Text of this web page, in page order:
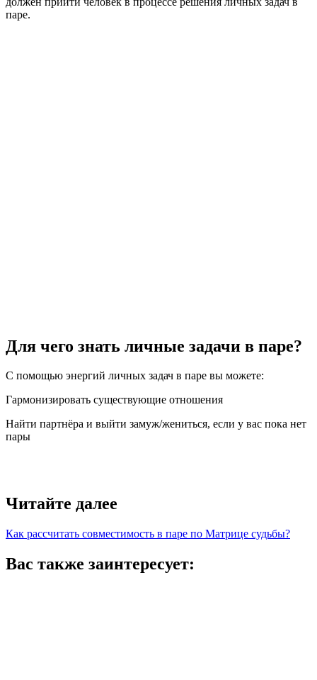
паре.
Для чего знать личные задачи в паре?
С помощью энергий личных задач в паре вы можете:
Гармонизировать существующие отношения
Найти партнёра и выйти замуж/жениться, если у вас пока нет
пары
Читайте далее
Как рассчитать совместимость в паре по Матрице судьбы?
Вас также заинтересует: